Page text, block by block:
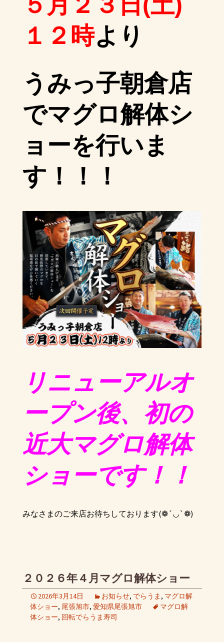
１２時より
うみっ子朝倉店
でマグロ解体シ
ョーを行いま
す！！！
リニューアルオ
ープン後、初の
近大マグロ解体
ショーです！！
みなさまのご来店お待ちしております(❁´◡`❁)
２０２６年４月マグロ解体ショー
2026年3月14日 お知らせ, でらうま , マグロ解
体ショー, 尾張旭市, 愛知県尾張旭市
マグロ解
体ショー, 回転でらうま寿司